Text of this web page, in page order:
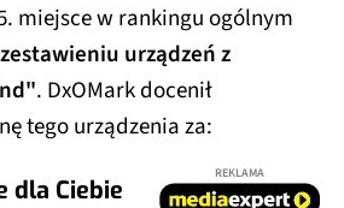
miejsce w rankingu ogólnym
urządzeń z
. DxOMark docenił
tego urządzenia za:
dla Ciebie
REKLAMA